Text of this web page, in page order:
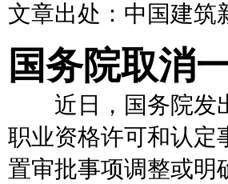
文章出处：中国建筑
国务院取消
近日，国务院发出
职业资格许可和认定
置审批事项调整或明